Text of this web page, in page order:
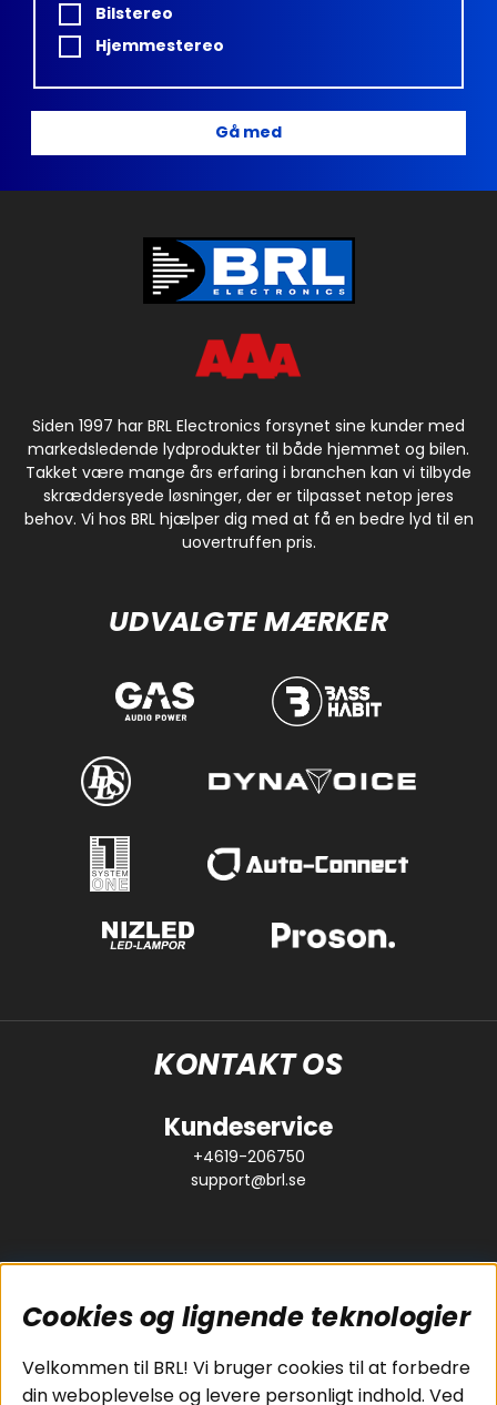
Bilstereo
Hjemmestereo
Gå med
Siden 1997 har BRL Electronics forsynet sine kunder med
markedsledende lydprodukter til både hjemmet og bilen.
Takket være mange års erfaring i branchen kan vi tilbyde
skræddersyede løsninger, der er tilpasset netop jeres
behov. Vi hos BRL hjælper dig med at få en bedre lyd til en
uovertruffen pris.
UDVALGTE MÆRKER
KONTAKT OS
Kundeservice
+4619-206750
support@brl.se
Populære sider
Pakkeløsninger
Kundeservice
Cookies
Cookies og lignende teknologier
Velkommen til BRL! Vi bruger cookies til at forbedre
din weboplevelse og levere personligt indhold. Ved